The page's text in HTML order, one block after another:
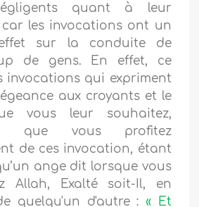
quant à leur
les invocations ont un
sur la conduite de
de gens. En effet, ce
invocations qui expriment
aux croyants et le
vous leur souhaitez,
que vous profitez
de ces invocation, étant
ange dit lorsque vous
Allah, Exalté soit-Il, en
quelqu'un d'autre : « Et